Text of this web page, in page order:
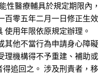
性醫療輔具於規定期限內，
百零五年二月一日修正生效
用年限依原規定辦理。
其他不當行為申請身心障礙
理機構得不予重建、補助或
追回之。 涉及刑責者，移